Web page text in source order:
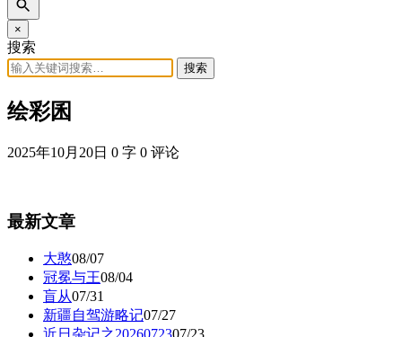
×
搜索
搜索
绘彩囷
2025年10月20日 0 字 0 评论
最新文章
大憨08/07
冠冕与王08/04
盲从07/31
新疆自驾游略记07/27